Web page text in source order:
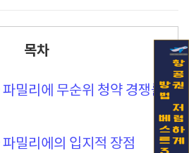
목차
밀리에 무순위 청약 경쟁률의
밀리에의 입지적 장점